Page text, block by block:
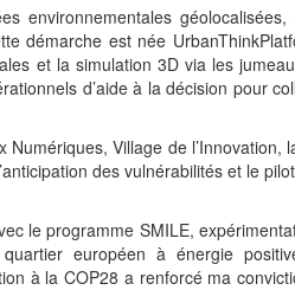
environnementales
démarche est née
et la simulation 3D via les
d’aide à la décision pour
Village de l’Innovation,
des vulnérabilités et le
le programme SMILE,
européen à énergie
à la COP28 a renforcé ma